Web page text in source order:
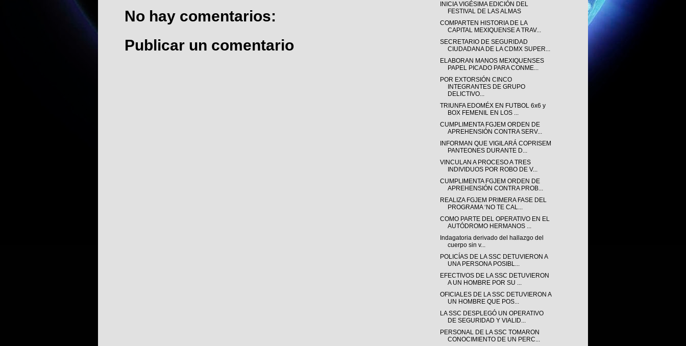
No hay comentarios:
Publicar un comentario
INICIA VIGÉSIMA EDICIÓN DEL
FESTIVAL DE LAS ALMAS
COMPARTEN HISTORIA DE LA
CAPITAL MEXIQUENSE A TRAV...
SECRETARIO DE SEGURIDAD
CIUDADANA DE LA CDMX SUPER...
ELABORAN MANOS MEXIQUENSES
PAPEL PICADO PARA CONME...
POR EXTORSIÓN CINCO
INTEGRANTES DE GRUPO
DELICTIVO...
TRIUNFA EDOMÉX EN FUTBOL 6x6 y
BOX FEMENIL EN LOS ...
CUMPLIMENTA FGJEM ORDEN DE
APREHENSIÓN CONTRA SERV...
INFORMAN QUE VIGILARÁ COPRISEM
PANTEONES DURANTE D...
VINCULAN A PROCESO A TRES
INDIVIDUOS POR ROBO DE V...
CUMPLIMENTA FGJEM ORDEN DE
APREHENSIÓN CONTRA PROB...
REALIZA FGJEM PRIMERA FASE DEL
PROGRAMA ‘NO TE CAL...
COMO PARTE DEL OPERATIVO EN EL
AUTÓDROMO HERMANOS ...
Indagatoria derivado del hallazgo del
cuerpo sin v...
POLICÍAS DE LA SSC DETUVIERON A
UNA PERSONA POSIBL...
EFECTIVOS DE LA SSC DETUVIERON
A UN HOMBRE POR SU ...
OFICIALES DE LA SSC DETUVIERON A
UN HOMBRE QUE POS...
LA SSC DESPLEGÓ UN OPERATIVO
DE SEGURIDAD Y VIALID...
PERSONAL DE LA SSC TOMARON
CONOCIMIENTO DE UN PERC...